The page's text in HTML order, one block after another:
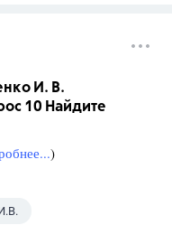
И. В.
10 Найдите
)